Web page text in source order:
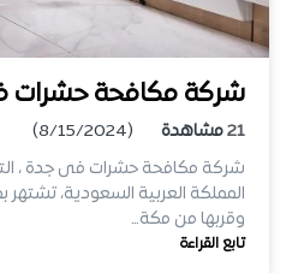
شركة مكافحة حشرات
21مشاهدة
(8/15/2024)
شركة مكافحة حشرات فى جدة ،
المملكة العربية السعودية، تشتهر
وقربها من مكة…
تابع القراءة